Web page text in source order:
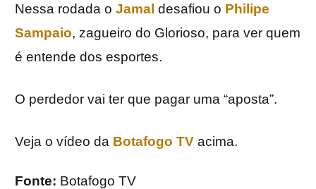
Nessa rodada o Jamal desafiou o Philipe
Sampaio, zagueiro do Glorioso, para ver quem
é entende dos esportes.
O perdedor vai ter que pagar uma “aposta”.
Veja o vídeo da Botafogo TV acima.
Fonte: Botafogo TV